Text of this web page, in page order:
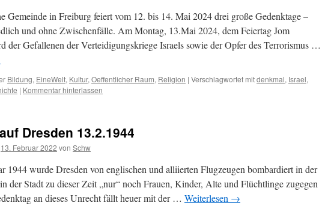
Gemeinde in Freiburg feiert vom 12. bis 14. Mai 2024 drei große Gedenktage –
und ohne Zwischenfälle. Am Montag, 13.Mai 2024, dem Feiertag Jom
der Gefallenen der Verteidigungskriege Israels sowie der Opfer des Terrorismus …
Bildung, EineWelt, Kultur, Oeffentlicher Raum, Religion | Verschlagwortet mitdenkmal, Israel,
| Kommentar hinterlassen
Dresden 13.2.1944
13. Februar 2022 von Schw
1944 wurde Dresden von englischen und alliierten Flugzeugen bombardiert in der
der Stadt zu dieser Zeit „nur“ noch Frauen, Kinder, Alte und Flüchtlinge zugegen
an dieses Unrecht fällt heuer mit der … Weiterlesen →